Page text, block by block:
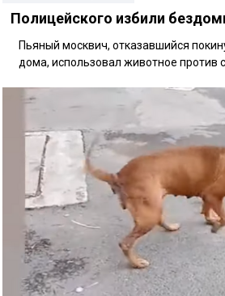
Полицейского избили
Пьяный москвич, отказавшийся
дома, использовал животное против